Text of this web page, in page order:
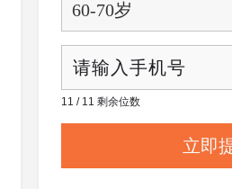
11 / 11 剩余位数